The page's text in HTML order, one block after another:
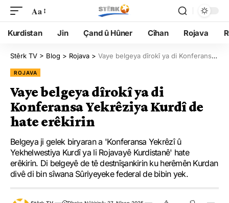
Aa
Kurdistan Jin Çand û Hûner Cîhan Rojava
Stêrk TV > Blog > Rojava > Vaye belgeya dîrokî ya di Konferansa Yekrêziya Kurdî de hate erêkirin
ROJAVA
Vaye belgeya dîrokî ya di
Konferansa Yekrêziya Kurdî de
hate erêkirin
Belgeya ji gelek biryaran a 'Konferansa Yekrêzî û
Yekhelwestiya Kurdî ya li Rojavayê Kurdistanê' hate
erêkirin. Di belgeyê de tê destnîşankirin ku herêmên Kurdan
divê di bin sîwana Sûriyeyeke federal de bibin yek.